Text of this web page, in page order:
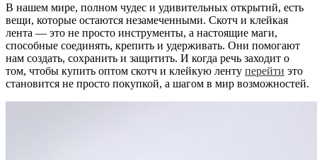
В нашем мире, полном чудес и удивительных открытий, есть
вещи, которые остаются незамеченными. Скотч и клейкая
лента — это не просто инструменты, а настоящие маги,
способные соединять, крепить и удерживать. Они помогают
нам создать, сохранить и защитить. И когда речь заходит о
том, чтобы купить оптом скотч и клейкую ленту перейти это
становится не просто покупкой, а шагом в мир возможностей.